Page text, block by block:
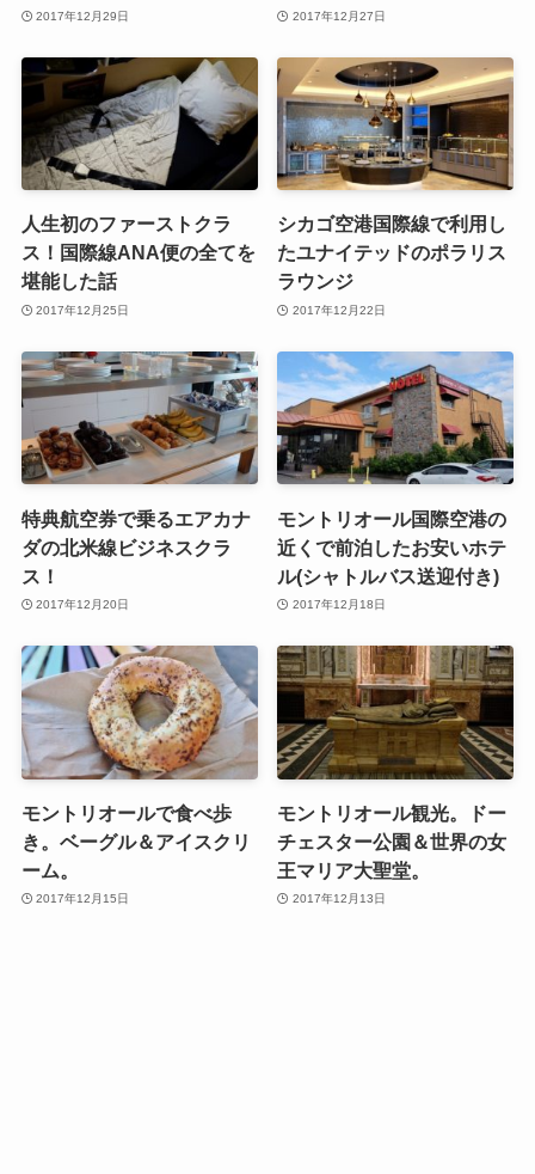
2017年12月29日 2017年12月27日
人生初のファーストクラ
ス！国際線ANA便の全てを
堪能した話
2017年12月25日
シカゴ空港国際線で利用し
たユナイテッドのポラリス
ラウンジ
2017年12月22日
特典航空券で乗るエアカナ
ダの北米線ビジネスクラ
ス！
2017年12月20日
モントリオール国際空港の
近くで前泊したお安いホテ
ル(シャトルバス送迎付き)
2017年12月18日
モントリオールで食べ歩
き。ベーグル＆アイスクリ
ーム。
2017年12月15日
モントリオール観光。ドー
チェスター公園＆世界の女
王マリア大聖堂。
2017年12月13日